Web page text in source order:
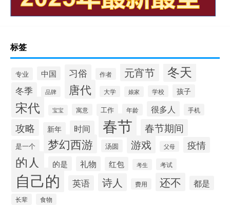
标签
专业 中国 习俗 作者 元宵节 冬天
冬季 品牌 唐代 大学 娘家 学校 孩子
宋代 宝宝 寓意 工作 年龄 很多人 手机
攻略 新年 时间 春节 春节期间
是一个 梦幻西游 汤圆 游戏 父母 疫情
的人 的是 礼物 红包 考生 考试
自己的 英语 诗人 费用 还不 都是
长辈 食物